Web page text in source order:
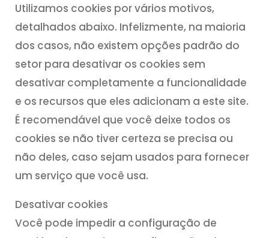
Utilizamos cookies por vários motivos,
detalhados abaixo. Infelizmente, na maioria
dos casos, não existem opções padrão do
setor para desativar os cookies sem
desativar completamente a funcionalidade
e os recursos que eles adicionam a este site.
É recomendável que você deixe todos os
cookies se não tiver certeza se precisa ou
não deles, caso sejam usados para fornecer
um serviço que você usa.
Desativar cookies
Você pode impedir a configuração de